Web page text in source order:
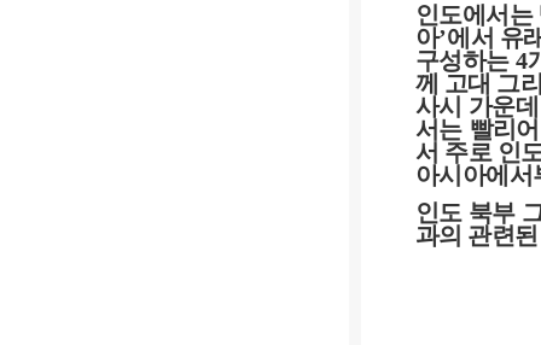
인도에서
아’에서 유
구성하는4
께 고대 그
사시 가운
서는 빨리
서 주로 인
아시아에
인도 북부
과의 관련